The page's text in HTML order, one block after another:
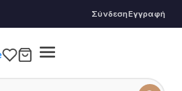
ΣύνδεσηΕγγραφή